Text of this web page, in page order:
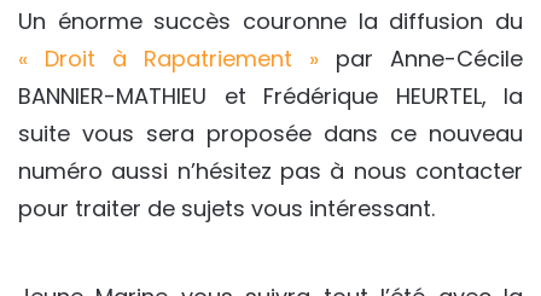
Un énorme succès couronne la diffusion du
« Droit à Rapatriement » par Anne-Cécile
BANNIER-MATHIEU et Frédérique HEURTEL, la
suite vous sera proposée dans ce nouveau
numéro aussi n’hésitez pas à nous contacter
pour traiter de sujets vous intéressant.